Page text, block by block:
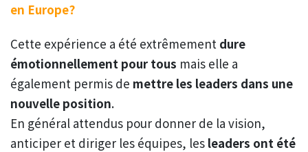
en Europe?
Cette expérience a été extrêmement dure
émotionnellement pour tous mais elle a
également permis de mettre les leaders dans une
nouvelle position.
En général attendus pour donner de la vision,
anticiper et diriger les équipes, les leaders ont été